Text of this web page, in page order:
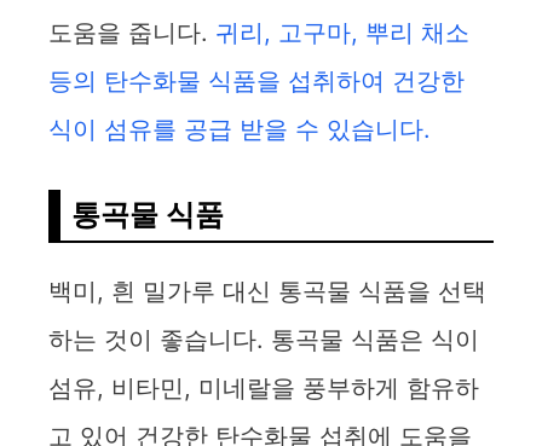
도움을 줍니다. 귀리, 고구마, 뿌리 채소
등의 탄수화물 식품을 섭취하여 건강한
식이 섬유를 공급 받을 수 있습니다.
통곡물 식품
백미, 흰 밀가루 대신 통곡물 식품을 선택
하는 것이 좋습니다. 통곡물 식품은 식이
섬유, 비타민, 미네랄을 풍부하게 함유하
고 있어 건강한 탄수화물 섭취에 도움을